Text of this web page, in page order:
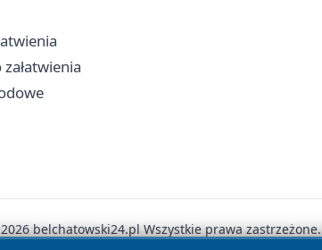
belchatowski24.pl Wszystkie prawa zastrzeżone.